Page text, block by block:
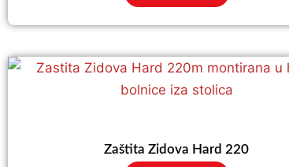
Zaštita Zidova Hard 220